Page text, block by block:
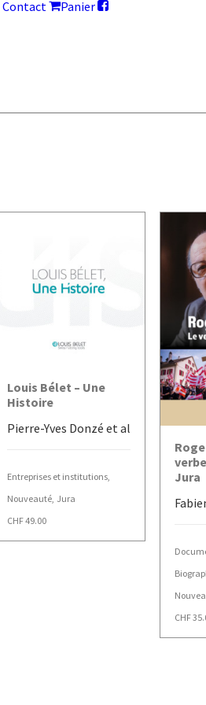
Contact Panier
AJOUTER AU PANIER
Louis Bélet – Une
Histoire
Pierre-Yves Donzé et al
Entreprises et institutions,
Nouveauté, Jura
CHF49.00
Jura
CHF